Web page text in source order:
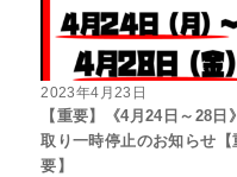
2023年4月23日
【重要】《4月24日～28日
取り一時停止のお知らせ【
要】